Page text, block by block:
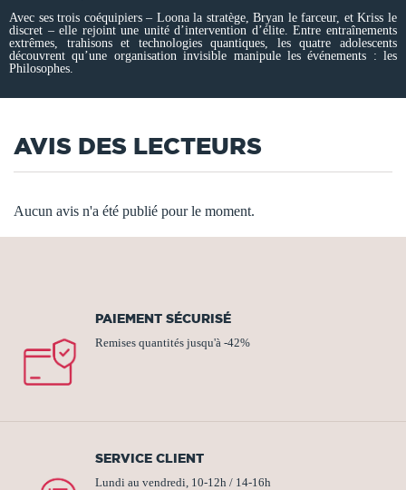
Avec ses trois coéquipiers – Loona la stratège, Bryan le farceur, et Kriss le
discret – elle rejoint une unité d’intervention d’élite. Entre entraînements
extrêmes, trahisons et technologies quantiques, les quatre adolescents
découvrent qu’une organisation invisible manipule les événements : les
Philosophes.
AVIS DES LECTEURS
Aucun avis n'a été publié pour le moment.
PAIEMENT SÉCURISÉ
Remises quantités jusqu'à -42%
SERVICE CLIENT
Lundi au vendredi, 10-12h / 14-16h